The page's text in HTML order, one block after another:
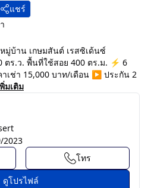
แชร์
มู่บ้าน เกษมสันต์ เรสซิเด้นซ์
ตร.ว. พื้นที่ใช้สอย 400 ตร.ม. ⚡ 6
เช่า 15,000 บาท/เดือน ▶️ ประกัน 2
มเติม
2023
โทร
ดูโปรไฟล์